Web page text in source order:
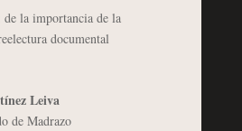
la importancia de la
documental
Leiva
de Madrazo